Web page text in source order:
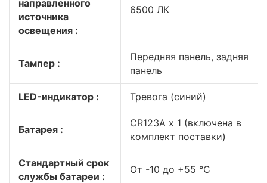
направленного
источника
освещения :
6500 ЛК
Тампер :
Передняя панель, задняя
панель
LED-индикатор : Тревога (синий)
Батарея :
CR123A x 1 (включена в
комплект поставки)
Стандартный срок
службы батареи :
От -10 до +55 °C